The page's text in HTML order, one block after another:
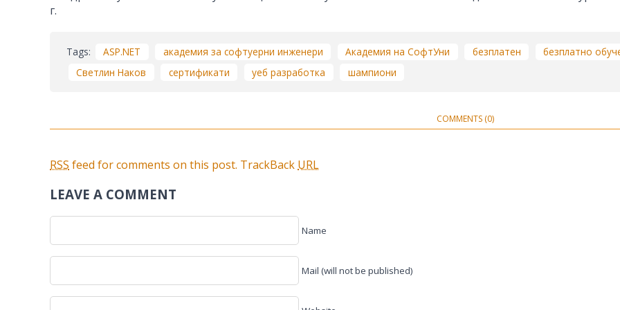
г.
Tags: ASP.NET академия за софтуерни инженери Академия на СофтУни безплатен безплатно
Светлин Наков
сертификати уеб разработка шампиони
COMMENTS (0)
RSS feed for comments on this post. TrackBack URL
LEAVE A COMMENT
Name
Mail (will not be published)